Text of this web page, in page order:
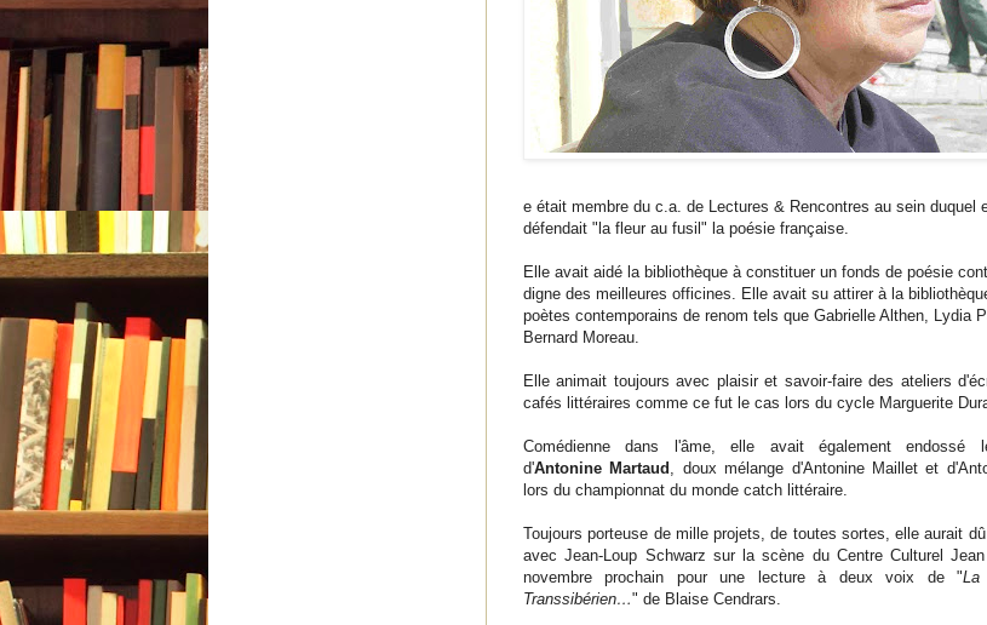
e était membre du c.a. de Lectures & Rencontres au sein duquel
défendait "la fleur au fusil" la poésie française.
Elle avait aidé la bibliothèque à constituer un fonds de poésie
digne des meilleures officines. Elle avait su attirer à la
poètes contemporains de renom tels que Gabrielle Althen, Lydia
Bernard Moreau.
Elle animait toujours avec plaisir et savoir-faire des ateliers
cafés littéraires comme ce fut le cas lors du cycle Marguerite
Comédienne dans l'âme, elle avait également endossé
d'Antonine Martaud , doux mélange d'Antonine Maillet et
lors du championnat du monde catch littéraire.
Toujours porteuse de mille projets, de toutes sortes, elle aurait
avec Jean-Loup Schwarz sur la scène du Centre Culturel
novembre prochain pour une lecture à deux voix de "La
Transsibérien…" de Blaise Cendrars.